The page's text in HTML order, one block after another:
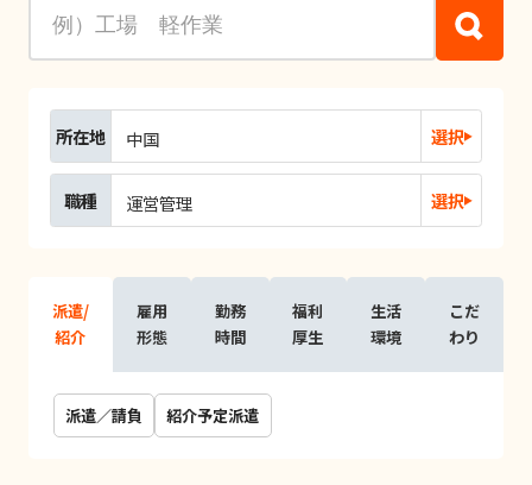
所在地 中国 選択
職種 運営管理 選択
派遣/
紹介
雇用
形態
勤務
時間
福利
厚生
生活
環境
こだ
わり
派遣／請負 紹介予定派遣